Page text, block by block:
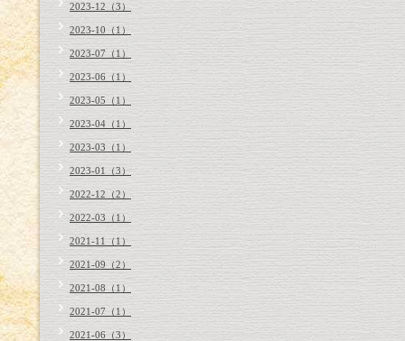
2023-12（3）
2023-10（1）
2023-07（1）
2023-06（1）
2023-05（1）
2023-04（1）
2023-03（1）
2023-01（3）
2022-12（2）
2022-03（1）
2021-11（1）
2021-09（2）
2021-08（1）
2021-07（1）
2021-06（3）